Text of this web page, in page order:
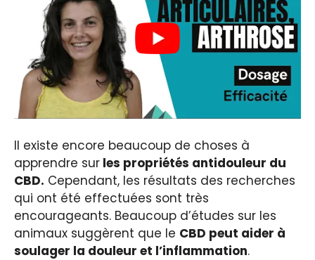
Il existe encore beaucoup de choses à
apprendre sur les propriétés antidouleur du
CBD. Cependant, les résultats des recherches
qui ont été effectuées sont très
encourageants. Beaucoup d’études sur les
animaux suggèrent que le CBD peut aider à
soulager la douleur et l’inflammation.